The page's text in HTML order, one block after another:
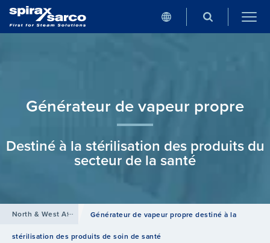
Générateur de vapeur propre
Destiné à la stérilisation des produits du
secteur de la santé
North & West Africa / Produits / Solutions de transfert thermique
Générateur de vapeur propre destiné à la
stérilisation des produits de soin de santé